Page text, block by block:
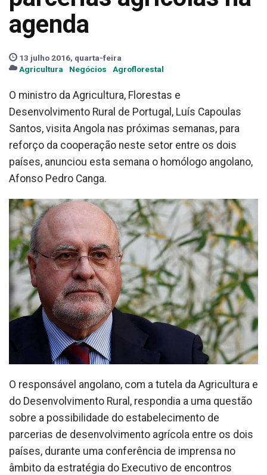
agenda
13 julho 2016, quarta-feira
Agricultura
Negócios Agroflorestal
O ministro da Agricultura, Florestas e
Desenvolvimento Rural de Portugal, Luís Capoulas
Santos, visita Angola nas próximas semanas, para
reforço da cooperação neste setor entre os dois
países, anunciou esta semana o homólogo angolano,
Afonso Pedro Canga.
O responsável angolano, com a tutela da Agricultura e
do Desenvolvimento Rural, respondia a uma questão
sobre a possibilidade do estabelecimento de
parcerias de desenvolvimento agrícola entre os dois
países, durante uma conferência de imprensa no
âmbito da estratégia do Executivo de encontros